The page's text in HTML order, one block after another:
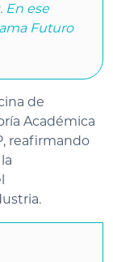
En ese
Futuro
de
Académica
reafirmando